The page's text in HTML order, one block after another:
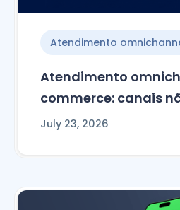
Atendimento
Atendimento
commerce: canais
July 23, 2026